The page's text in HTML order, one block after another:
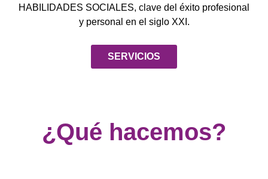
HABILIDADES SOCIALES, clave del éxito profesional
y personal en el siglo XXI.
SERVICIOS
¿Qué hacemos?